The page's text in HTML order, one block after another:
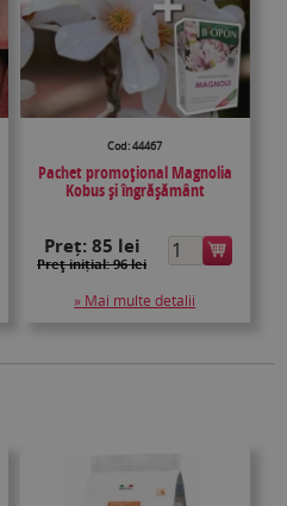
Cod: 44467
Pachet promoțional Magnolia
Kobus și îngrășământ
Preț: 85 lei
Preţ inițial: 96 lei
» Mai multe detalii